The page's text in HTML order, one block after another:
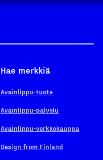
Hae merkkiä
Avainlippu-tuote
Avainlippu-palvelu
Avainlippu-verkkokauppa
Design from Finland